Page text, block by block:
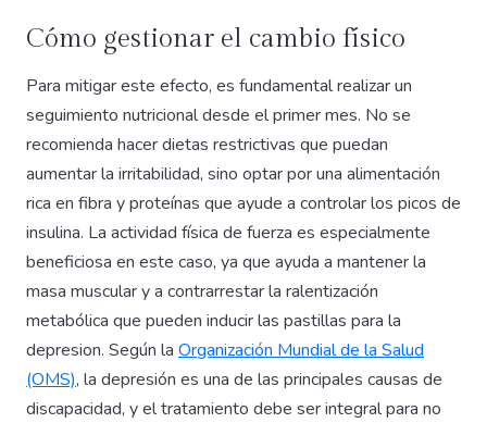
Cómo gestionar el cambio físico
Para mitigar este efecto, es fundamental realizar un
seguimiento nutricional desde el primer mes. No se
recomienda hacer dietas restrictivas que puedan
aumentar la irritabilidad, sino optar por una alimentación
rica en fibra y proteínas que ayude a controlar los picos de
insulina. La actividad física de fuerza es especialmente
beneficiosa en este caso, ya que ayuda a mantener la
masa muscular y a contrarrestar la ralentización
metabólica que pueden inducir las pastillas para la
depresion. Según la Organización Mundial de la Salud
(OMS), la depresión es una de las principales causas de
discapacidad, y el tratamiento debe ser integral para no